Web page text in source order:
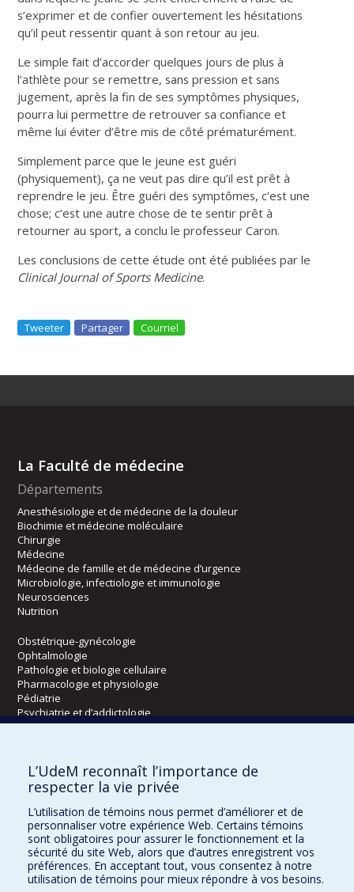
s’exprimer et de confier ouvertement les hésitations
qu’il peut ressentir quant à son retour au jeu.
Le simple fait d’accorder quelques jours de plus à
l’athlète pour se remettre, sans pression et sans
jugement, après la fin de ses symptômes physiques,
pourra lui permettre de retrouver sa confiance et
même lui éviter d’être mis de côté prématurément.
Simplement parce que le jeune est guéri
(physiquement), ça ne veut pas dire qu’il est prêt à
reprendre le jeu. Être guéri des symptômes, c’est une
chose; c’est une autre chose de te sentir prêt à
retourner au sport, a conclu le professeur Caron.
Les conclusions de cette étude ont été publiées par le
Clinical Journal of Sports Medicine.
Tweeter Partager Courriel
La Faculté de médecine
Départements
Anesthésiologie et de médecine de la douleur
Biochimie et médecine moléculaire
Chirurgie
Médecine
Médecine de famille et de médecine d’urgence
Microbiologie, infectiologie et immunologie
Neurosciences
Nutrition
Obstétrique-gynécologie
Ophtalmologie
Pathologie et biologie cellulaire
Pharmacologie et physiologie
Pédiatrie
Psychiatrie et d’addictologie
Radiologie, radio-oncologie et médecine nucléaire
Écoles
Orthophonie et audiologie
Réadaptation
Directions
L’UdeM reconnaît l’importance de
respecter la vie privée
L’utilisation de témoins nous permet d’améliorer et de
personnaliser votre expérience Web. Certains témoins
sont obligatoires pour assurer le fonctionnement et la
sécurité du site Web, alors que d’autres enregistrent vos
préférences. En acceptant tout, vous consentez à notre
utilisation de témoins pour mieux répondre à vos besoins.